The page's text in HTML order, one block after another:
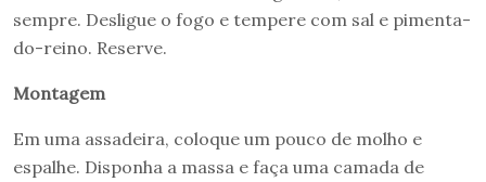
sempre. Desligue o fogo e tempere com sal e pimenta-
do-reino. Reserve.
Montagem
Em uma assadeira, coloque um pouco de molho e
espalhe. Disponha a massa e faça uma camada de